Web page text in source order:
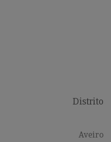
Distrito
Aveiro